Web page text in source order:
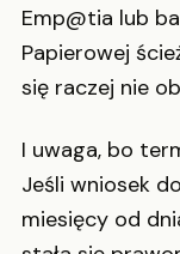
Emp@tia lub
Papierowej
się raczej nie
I uwaga, bo
Jeśli wniosek
miesięcy od